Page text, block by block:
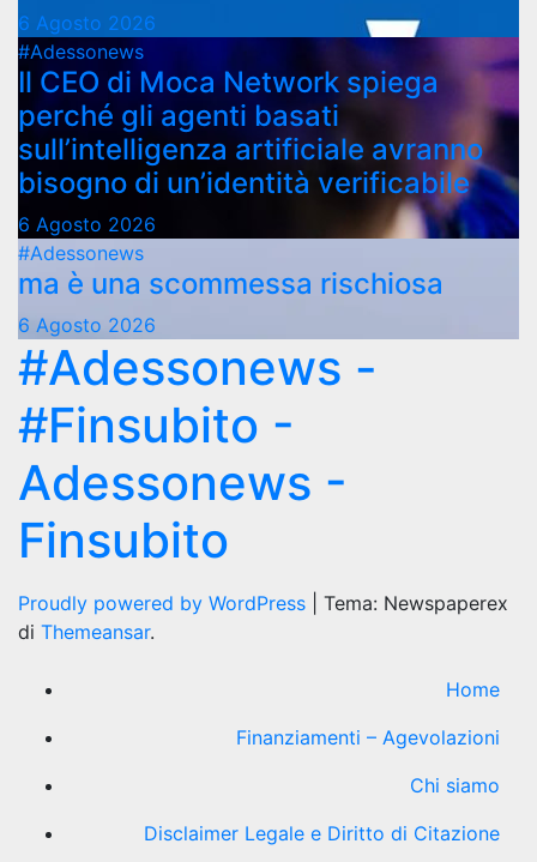
6 Agosto 2026
#Adessonews
Il CEO di Moca Network spiega
perché gli agenti basati
sull’intelligenza artificiale avranno
bisogno di un’identità verificabile
6 Agosto 2026
#Adessonews
ma è una scommessa rischiosa
6 Agosto 2026
#Adessonews -
#Finsubito -
Adessonews -
Finsubito
Proudly powered by WordPress
Tema: Newspaperex
di Themeansar.
Home
Finanziamenti – Agevolazioni
Chi siamo
Disclaimer Legale e Diritto di Citazione